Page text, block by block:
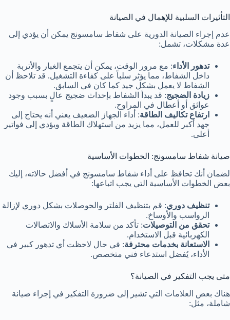
التأثيرات السلبية للإهمال في الصيانة
عدم إجراء الصيانة الدورية على شفاط سامسونج يمكن أن يؤدي إلى
عدة مشكلات، تشمل:
تدهور الأداء: مع مرور الوقت، يمكن أن يتجمع الغبار والأتربة
داخل الشفاط، مما يؤثر سلباً على كفاءة التشغيل. قد تلاحظ أن
الشفاط لا يعمل بشكل جيد كما كان في السابق.
زيادة الضجيج: قد يبدأ الشفاط بإحداث ضجيج عالٍ بسبب وجود
عوائق أو أعطال في المراوح.
ارتفاع تكاليف الطاقة: أداء الجهاز الضعيف يعني أنه يحتاج إلى
جهد أكبر للعمل، مما يزيد من استهلاك الطاقة ويؤدي إلى فواتير
أعلى.
صيانة شفاط سامسونج: الخطوات الأساسية
لضمان أنك تحافظ على أداء شفاط سامسونج في أفضل حالاته، إليك
بعض الخطوات الأساسية التي يجب اتباعها:
تنظيف دوري: قم بتنظيف الفلتر والحوصلات بشكل دوري لإزالة
الرواسب والأوساخ.
تحقق من التوصيلات: تأكد من سلامة الأسلاك والاتصالات
الكهربائية قبل الاستخدام.
الاستعانة بخدمات محترفة: في حال لاحظت أي تدهور كبير في
الأداء، يُفضل استدعاء فني متخصص.
متى يجب التفكير في الصيانة؟
هناك بعض العلامات التي تشير إلى ضرورة التفكير في إجراء صيانة
شاملة، مثل: